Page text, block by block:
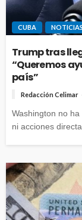
CUBA NOTICIAS
Trump tras
“Queremos
país”
Redacción Celimar
Washington no
ni acciones